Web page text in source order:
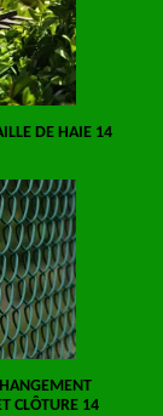
DE HAIE 14
CLÔTURE 14